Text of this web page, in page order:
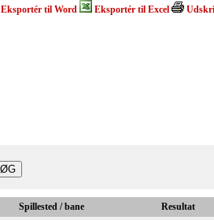
Eksportér til Word Eksportér til Excel
Spillested / bane
Resultat